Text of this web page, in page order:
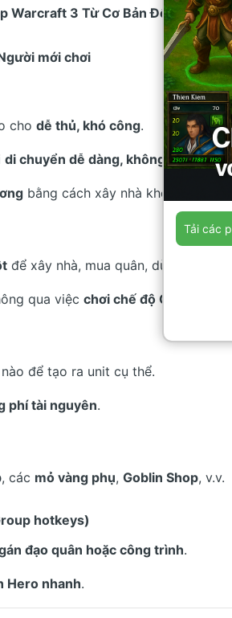
Warcraft 3 Từ Cơ Bản Đến Nâng
mới chơi
cho dễ thủ, khó công.
di chuyển dễ dàng, không bị kẹt.
bằng cách xây nhà khéo để nhốt
để xây nhà, mua quân, dùng kỹ năng.
qua việc chơi chế độ Campaign
để tạo ra unit cụ thể.
phí tài nguyên.
, các mỏ vàng phụ, Goblin Shop, v.v.
hotkeys)
đạo quân hoặc công trình.
Hero nhanh.
Tải các